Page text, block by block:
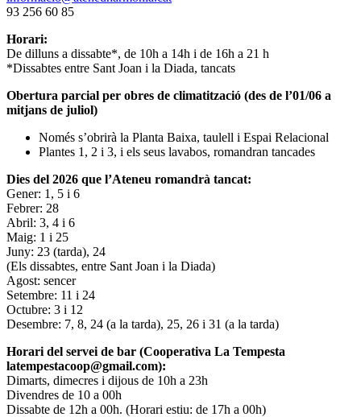
93 256 60 85
Horari:
De dilluns a dissabte*, de 10h a 14h i de 16h a 21 h
*Dissabtes entre Sant Joan i la Diada, tancats
Obertura parcial per obres de climatització (des de l’01/06 a
mitjans de juliol)
Només s’obrirà la Planta Baixa, taulell i Espai Relacional
Plantes 1, 2 i 3, i els seus lavabos, romandran tancades
Dies del 2026 que l’Ateneu romandrà tancat:
Gener: 1, 5 i 6
Febrer: 28
Abril: 3, 4 i 6
Maig: 1 i 25
Juny: 23 (tarda), 24
(Els dissabtes, entre Sant Joan i la Diada)
Agost: sencer
Setembre: 11 i 24
Octubre: 3 i 12
Desembre: 7, 8, 24 (a la tarda), 25, 26 i 31 (a la tarda)
Horari del servei de bar (Cooperativa La Tempesta
latempestacoop@gmail.com):
Dimarts, dimecres i dijous de 10h a 23h
Divendres de 10 a 00h
Dissabte de 12h a 00h. (Horari estiu: de 17h a 00h)